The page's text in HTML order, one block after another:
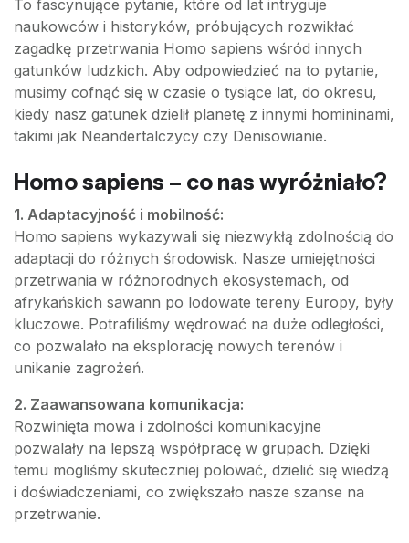
To fascynujące pytanie, które od lat intryguje
naukowców i historyków, próbujących rozwikłać
zagadkę przetrwania Homo sapiens wśród innych
gatunków ludzkich. Aby odpowiedzieć na to pytanie,
musimy cofnąć się w czasie o tysiące lat, do okresu,
kiedy nasz gatunek dzielił planetę z innymi homininami,
takimi jak Neandertalczycy czy Denisowianie.
Homo sapiens – co nas wyróżniało?
1. Adaptacyjność i mobilność:
Homo sapiens wykazywali się niezwykłą zdolnością do
adaptacji do różnych środowisk. Nasze umiejętności
przetrwania w różnorodnych ekosystemach, od
afrykańskich sawann po lodowate tereny Europy, były
kluczowe. Potrafiliśmy wędrować na duże odległości,
co pozwalało na eksplorację nowych terenów i
unikanie zagrożeń.
2. Zaawansowana komunikacja:
Rozwinięta mowa i zdolności komunikacyjne
pozwalały na lepszą współpracę w grupach. Dzięki
temu mogliśmy skuteczniej polować, dzielić się wiedzą
i doświadczeniami, co zwiększało nasze szanse na
przetrwanie.